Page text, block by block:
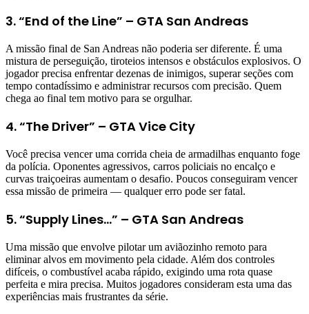
3. “End of the Line” – GTA San Andreas
A missão final de San Andreas não poderia ser diferente. É uma
mistura de perseguição, tiroteios intensos e obstáculos explosivos. O
jogador precisa enfrentar dezenas de inimigos, superar seções com
tempo contadíssimo e administrar recursos com precisão. Quem
chega ao final tem motivo para se orgulhar.
4. “The Driver” – GTA Vice City
Você precisa vencer uma corrida cheia de armadilhas enquanto foge
da polícia. Oponentes agressivos, carros policiais no encalço e
curvas traiçoeiras aumentam o desafio. Poucos conseguiram vencer
essa missão de primeira — qualquer erro pode ser fatal.
5. “Supply Lines…” – GTA San Andreas
Uma missão que envolve pilotar um aviãozinho remoto para
eliminar alvos em movimento pela cidade. Além dos controles
difíceis, o combustível acaba rápido, exigindo uma rota quase
perfeita e mira precisa. Muitos jogadores consideram esta uma das
experiências mais frustrantes da série.